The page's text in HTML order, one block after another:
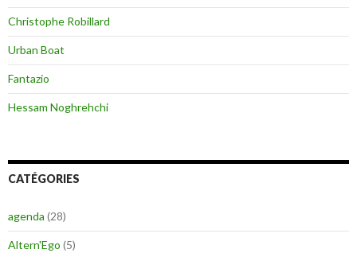
Christophe Robillard
Urban Boat
Fantazio
Hessam Noghrehchi
CATÉGORIES
agenda (28)
Altern'Ego (5)